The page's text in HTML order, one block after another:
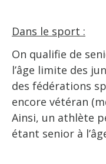
Dans le sport :
On qualifie de
l’âge limite des
des fédérations
encore vétéran
Ainsi, un athlète
étant senior à